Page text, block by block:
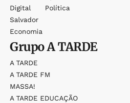
Digital
Salvador
Economia
Política
GrupoA TARDE
A TARDE
A TARDE FM
MASSA!
A TARDE EDUCAÇÃO